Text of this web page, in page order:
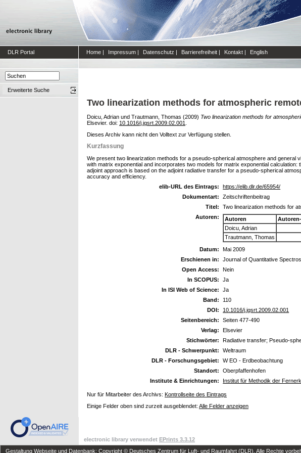
DLR Portal Home | Impressum | Datenschutz | Barrierefreiheit | Kontakt | English
Erweiterte Suche
Two linearization methods for atmospheric
Doicu, Adrian und Trautmann, Thomas (2009) Two linearization methods for
Elsevier. doi: 10.1016/j.jqsrt.2009.02.001
Dieses Archiv kann nicht den Volltext zur Verfügung stellen.
Kurzfassung
We present two linearization methods for a pseudo-spherical atmosphere and
with matrix exponential and incorporates two models for matrix exponential
adjoint approach is based on the adjoint radiative transfer for a pseudo-spherical
accuracy and efficiency.
elib-URL des Eintrags:
https://elib.dlr.de/65954/
Dokumentart:
Zeitschriftenbeitrag
Titel:
Two linearization methods for
Autoren:
Autoren
Doicu, Adrian
Trautmann, Thomas
Datum:
Mai 2009
Erschienen in:
Journal of Quantitative
Open Access:
Nein
In SCOPUS:
Ja
In ISI Web of Science:
Ja
Band:
110
DOI:
10.1016/j.jqsrt.2009.02.001
Seitenbereich:
Seiten 477-490
Verlag:
Elsevier
Stichwörter:
Radiative transfer; Pseudo-
DLR - Schwerpunkt:
Weltraum
DLR - Forschungsgebiet:
W EO - Erdbeobachtung
Standort:
Oberpfaffenhofen
Institute & Einrichtungen:
Institut für Methodik der
Nur für Mitarbeiter des Archivs: Kontrollseite des Eintrags
Einige Felder oben sind zurzeit ausgeblendet: Alle Felder anzeigen
electronic library verwendet EPrints 3.3.12
Gestaltung Webseite und Datenbank: Copyright © Deutsches Zentrum für Luft- und Raumfahrt (DLR). Alle Rechte